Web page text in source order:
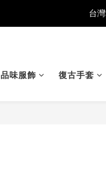
台
品味服飾 復古手套